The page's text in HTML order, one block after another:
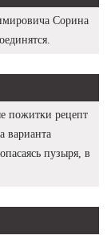
Сорина
пожитки рецепт
варианта
пузыря, в